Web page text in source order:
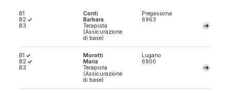
B1
B2
B3
Conti
Barbara
Terapista
(Assicurazione
di base)
6963
Pregassona
B1
B2
B3
Morotti
Maria
Terapista
(Assicurazione
di base)
6900
Lugano